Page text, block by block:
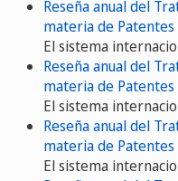
Reseña anual del
materia de
El sistema
Reseña anual del
materia de Patentes
El sistema
Reseña anual del
materia de
El sistema